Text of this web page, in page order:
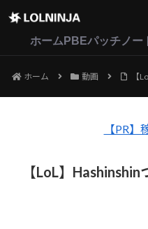
ホーム PBEパッチノー
ホーム 動画 【
【PR】
【LoL】